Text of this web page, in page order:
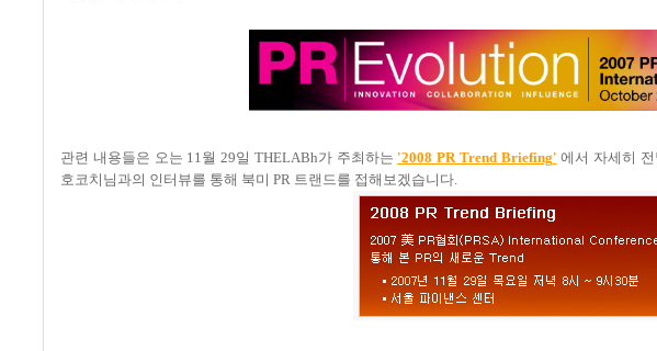
관련 내용들은 오는 11월 29일 THELABh가 주최하는 '2008 PR Trend Briefing' 에서 자세히
호코치님과의 인터뷰를 통해 북미 PR 트랜드를 접해보겠습니다.